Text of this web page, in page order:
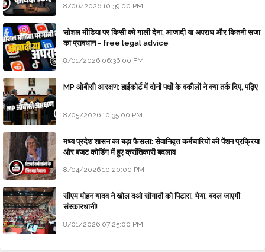
8/06/2026 10:39:00 PM
सोशल मीडिया पर किसी को गाली देना, आजादी या अपराध और कितनी सजा
का प्रावधान - free legal advice
8/01/2026 06:36:00 PM
MP ओबीसी आरक्षण: हाईकोर्ट में दोनों पक्षों के वकीलों ने क्या तर्क दिए, पढ़िए
8/05/2026 10:35:00 PM
मध्य प्रदेश शासन का बड़ा फैसला: सेवानिवृत्त कर्मचारियों की पेंशन प्रक्रिया
और बजट कोडिंग में हुए क्रांतिकारी बदलाव
8/04/2026 10:20:00 PM
सीएम मोहन यादव ने खोल दओ सौगातों को पिटारा, भैया, बदल जाएगी
संस्कारधानी!
8/01/2026 07:25:00 PM